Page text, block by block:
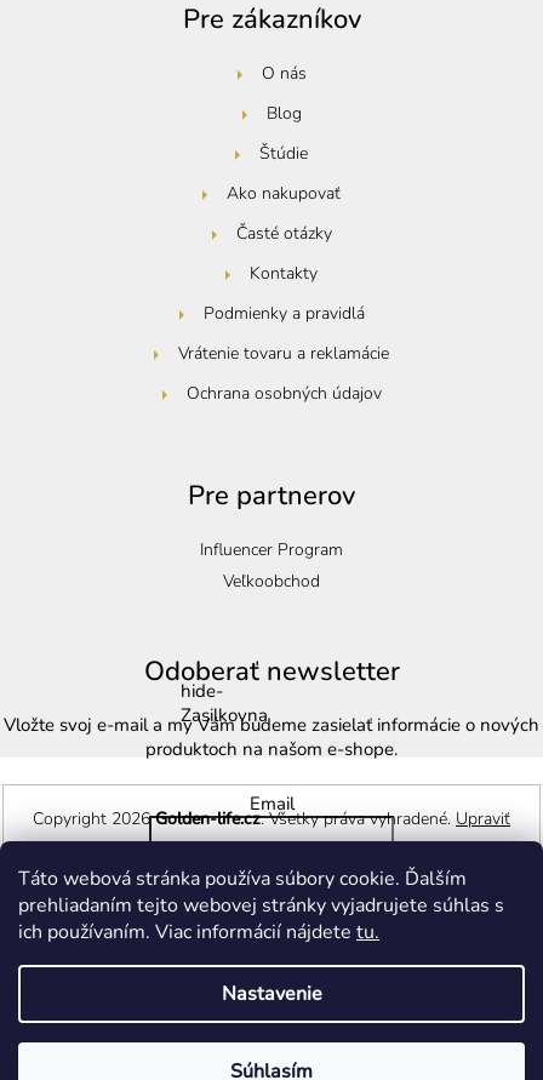
Táto webová stránka používa súbory cookie. Ďalším
prehliadaním tejto webovej stránky vyjadrujete súhlas s
ich používaním. Viac informácií nájdete tu.
Nastavenie
Súhlasím
Pre zákazníkov
O nás
Blog
Štúdie
Ako nakupovať
Časté otázky
Kontakty
Podmienky a pravidlá
Vrátenie tovaru a reklamácie
Ochrana osobných údajov
Pre partnerov
Influencer Program
Veľkoobchod
Odoberať newsletter
Vložte svoj e-mail a my Vám budeme zasielať informácie o nových
produktoch na našom e-shope.
Email
Prihlásiť sa
hide-
Zasilkovna
Vytvoril Shoptet
Copyright 2026Golden-life.cz. Všetky práva vyhradené. Upraviť
nastavenie cookies